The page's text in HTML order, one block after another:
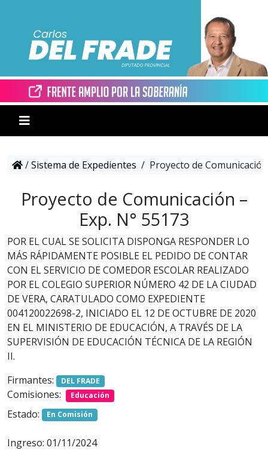
/Sistema de Expedientes / Proyecto de
Proyecto de Comunicación –
Exp. N° 55173
POR EL CUAL SE SOLICITA DISPONGA RESPONDER LO
MÁS RÁPIDAMENTE POSIBLE EL PEDIDO DE CONTAR
CON EL SERVICIO DE COMEDOR ESCOLAR REALIZADO
POR EL COLEGIO SUPERIOR NÚMERO 42 DE LA CIUDAD
DE VERA, CARATULADO COMO EXPEDIENTE
004120022698-2, INICIADO EL 12 DE OCTUBRE DE 2020
EN EL MINISTERIO DE EDUCACIÓN, A TRAVÉS DE LA
SUPERVISIÓN DE EDUCACIÓN TÉCNICA DE LA REGIÓN
II.
Firmantes:
DEL FRADE
Comisiones: Educación
Estado: En Comisión
Ingreso: 01/11/2024